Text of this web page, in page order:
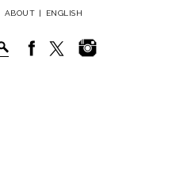
ABOUT | ENGLISH